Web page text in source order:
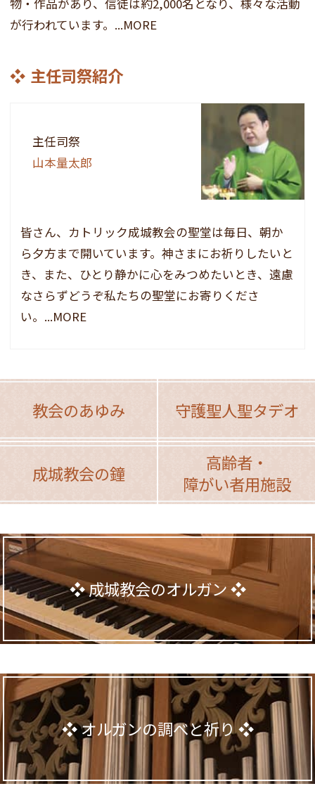
物・作品があり、信徒は約2,000名となり、様々な活動
が行われています。...MORE
主任司祭紹介
主任司祭
山本量太郎
皆さん、カトリック成城教会の聖堂は毎日、朝か
ら夕方まで開いています。神さまにお祈りしたいと
き、また、ひとり静かに心をみつめたいとき、遠慮
なさらずどうぞ私たちの聖堂にお寄りくださ
い。...MORE
教会のあゆみ 守護聖人聖タデオ
成城教会の鐘
高齢者・
障がい者用施設
成城教会のオルガン
オルガンの調べと祈り